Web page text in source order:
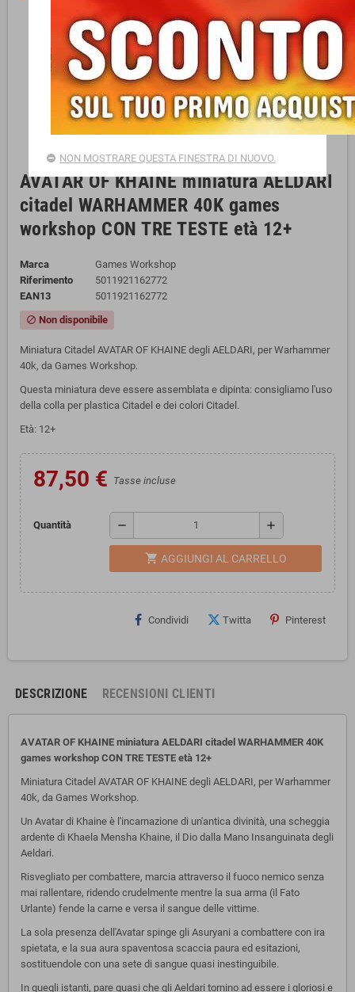
AVATAR OF KHAINE miniatura AELDARI
citadel WARHAMMER 40K games
workshop CON TRE TESTE età 12+
Marca
Games Workshop
Riferimento
5011921162772
EAN13
5011921162772
block Non disponibile
Miniatura Citadel AVATAR OF KHAINE degli AELDARI, per Warhammer
40k, da Games Workshop.
Questa miniatura deve essere assemblata e dipinta: consigliamo l'uso
della colla per plastica Citadel e dei colori Citadel.
Età: 12+
87,50 € Tasse incluse
Quantità remove add
shopping_cart AGGIUNGI AL CARRELLO
Condividi Twitta Pinterest
DESCRIZIONE RECENSIONI CLIENTI
AVATAR OF KHAINE miniatura AELDARI citadel WARHAMMER 40K
games workshop CON TRE TESTE età 12+
Miniatura Citadel AVATAR OF KHAINE degli AELDARI, per Warhammer
40k, da Games Workshop.
Un Avatar di Khaine è l'incarnazione di un'antica divinità, una scheggia
ardente di Khaela Mensha Khaine, il Dio dalla Mano Insanguinata degli
Aeldari.
Risvegliato per combattere, marcia attraverso il fuoco nemico senza
mai rallentare, ridendo crudelmente mentre la sua arma (il Fato
Urlante) fende la carne e versa il sangue delle vittime.
La sola presenza dell'Avatar spinge gli Asuryani a combattere con ira
spietata, e la sua aura spaventosa scaccia paura ed esitazioni,
sostituendole con una sete di sangue quasi inestinguibile.
In quegli istanti, pare quasi che gli Aeldari tornino ad essere i gloriosi e
NON MOSTRARE QUESTA FINESTRA DI NUOVO.